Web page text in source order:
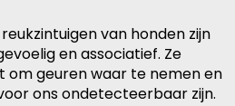
van honden zijn
en associatief. Ze
om geuren waar te nemen en
ons ondetecteerbaar zijn.